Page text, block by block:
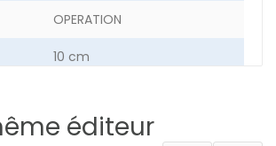
OPERATION
10 cm
0.30 cm
éditeur